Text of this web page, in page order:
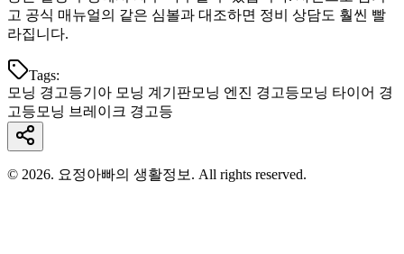
고 공식 매뉴얼의 같은 심볼과 대조하면 정비 상담도 훨씬 빨
라집니다.
Tags:
모닝 경고등기아 모닝 계기판모닝 엔진 경고등 모닝 타이어 경
고등 모닝 브레이크 경고등
© 2026. 요정아빠의 생활정보. All rights reserved.